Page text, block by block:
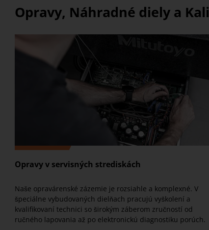
Opravy, Náhradné diely a
Opravy v servisných strediskách
Naše opravárenské zázemie je rozsiahle a komplexné. V
špeciálne vybudovaných dielňach pracujú vyškolení a
kvalifikovaní technici so širokým záberom zručností od
ručného lapovania až po elektronickú diagnostiku porúch.